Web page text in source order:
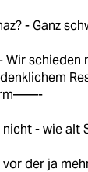
- Ganz
Wir schieden
nicht - wie alt
der ja